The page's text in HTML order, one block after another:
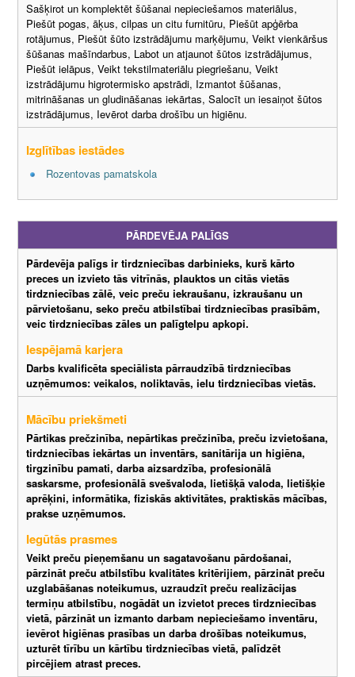
Sašķirot un komplektēt šūšanai nepieciešamos materiālus,
Piešūt pogas, āķus, cilpas un citu furnitūru, Piešūt apģērba
rotājumus, Piešūt šūto izstrādājumu marķējumu, Veikt vienkāršus
šūšanas mašīndarbus, Labot un atjaunot šūtos izstrādājumus,
Piešūt ielāpus, Veikt tekstilmateriālu piegriešanu, Veikt
izstrādājumu higrotermisko apstrādi, Izmantot šūšanas,
mitrināšanas un gludināšanas iekārtas, Salocīt un iesaiņot šūtos
izstrādājumus, Ievērot darba drošību un higiēnu.
Izglītības iestādes
Rozentovas pamatskola
PĀRDEVĒJA PALĪGS
Pārdevēja palīgs ir tirdzniecības darbinieks, kurš kārto
preces un izvieto tās vitrīnās, plauktos un citās vietās
tirdzniecības zālē, veic preču iekraušanu, izkraušanu un
pārvietošanu, seko preču atbilstībai tirdzniecības prasībām,
veic tirdzniecības zāles un palīgtelpu apkopi.
Iespējamā karjera
Darbs kvalificēta speciālista pārraudzībā tirdzniecības
uzņēmumos: veikalos, noliktavās, ielu tirdzniecības vietās.
Mācību priekšmeti
Pārtikas prečzinība, nepārtikas prečzinība, preču izvietošana,
tirdzniecības iekārtas un inventārs, sanitārija un higiēna,
tirgzinību pamati, darba aizsardzība, profesionālā
saskarsme, profesionālā svešvaloda, lietišķā valoda, lietišķie
aprēķini, informātika, fiziskās aktivitātes, praktiskās mācības,
prakse uzņēmumos.
Iegūtās prasmes
Veikt preču pieņemšanu un sagatavošanu pārdošanai,
pārzināt preču atbilstību kvalitātes kritērijiem, pārzināt preču
uzglabāšanas noteikumus, uzraudzīt preču realizācijas
termiņu atbilstību, nogādāt un izvietot preces tirdzniecības
vietā, pārzināt un izmanto darbam nepieciešamo inventāru,
ievērot higiēnas prasības un darba drošības noteikumus,
uzturēt tīrību un kārtību tirdzniecības vietā, palīdzēt
pircējiem atrast preces.